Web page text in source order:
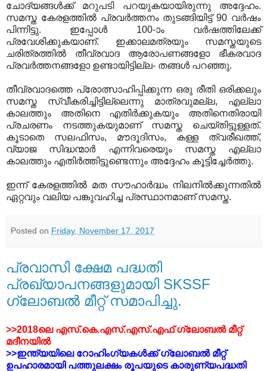
ചോദ്യങ്ങള്‍ക്ക് മറുപടി പറയുകയായിരുന്നു അദ്ദേഹം.
സമസ്ത കേരളത്തില്‍ പ്രവര്‍ത്തനം തുടങ്ങിയിട്ട് 90 വര്‍ഷം
പിന്നിട്ടു. ഇപ്പോള്‍ 100-ാം വര്‍ഷത്തിലേക്ക്
പ്രവേശിക്കുകയാണ്. ഇക്കാലമത്രയും സമസ്തയുടെ
ചരിത്രത്തില്‍ തീവ്രവാദ ആരോപണങ്ങളോ ഭീകരവാദ
പ്രവര്‍ത്തനങ്ങളോ ഉണ്ടായിട്ടില്ല- തങ്ങള്‍ പറഞ്ഞു.
തീവ്രവാദത്തെ പ്രോത്സാഹിപ്പിക്കുന്ന ഒരു രീതി ഒരിക്കലും
സമസ്ത സ്വീകരിച്ചിട്ടില്ലെന്നു മാത്രവുമല്ല, എല്ലാ
കാലത്തും അതിനെ എതിര്‍ക്കുകയും അതിനെതിരായി
പ്രചരണം നടത്തുകയുമാണ് സമസ്ത ചെയ്തിട്ടുള്ളത്.
കൂടാതെ സലഫിസം, മൗദൂദിസം, കള്ള ത്വരീഖത്ത്,
വ്യാജ സിദ്ധന്മാര്‍ എന്നിവരെയും സമസ്ത എല്ലാ
കാലത്തും എതിര്‍ത്തിട്ടുണ്ടെന്നും അദ്ദേഹം കൂട്ടിച്ചേര്‍ത്തു.
ഇന്ന് കേരളത്തില്‍ മത സൗഹാര്‍ദ്ധം നിലനില്‍ക്കുന്നതില്‍
ഏറ്റവും വലിയ പങ്കുവഹിച്ച പ്രസ്ഥാനമാണ് സമസ്ത.
Posted on Friday, November 17, 2017
പ്രവാസി ക്ഷേമ പദ്ധതി
പ്രഖ്യാപനങ്ങളുമായി SKSSF
ഗ്ലോബല്‍ മീറ്റ് സമാപിച്ചു.
>>2018ലെ എസ്.കെ.എസ്.എസ്.എഫ് ഗ്ലോബല്‍ മീറ്റ്
മദീനയില്‍
>>ഇന്ത്യയിലെ റോഹിംഗ്യകള്‍ക്ക് ഗ്ലോബല്‍ മീറ്റ്
ഉപഹാരമായി പത്തുലക്ഷം രൂപയുടെ കാരുണ്യപദ്ധതി